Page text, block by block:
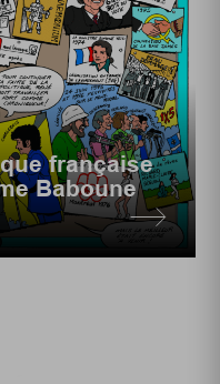
française
Baboune